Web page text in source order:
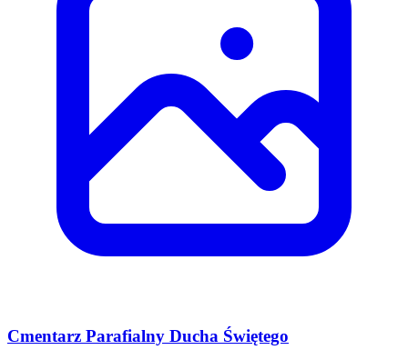
Cmentarz Parafialny Ducha Świętego